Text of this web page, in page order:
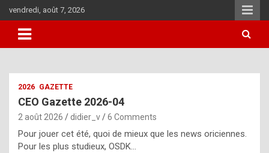
to
content
vendredi, août 7, 2026
i
2026 GAZETTE
CEO Gazette 2026-04
2 août 2026 didier_v 6 Comments
Pour jouer cet été, quoi de mieux que les news oriciennes.
Pour les plus studieux, OSDK…